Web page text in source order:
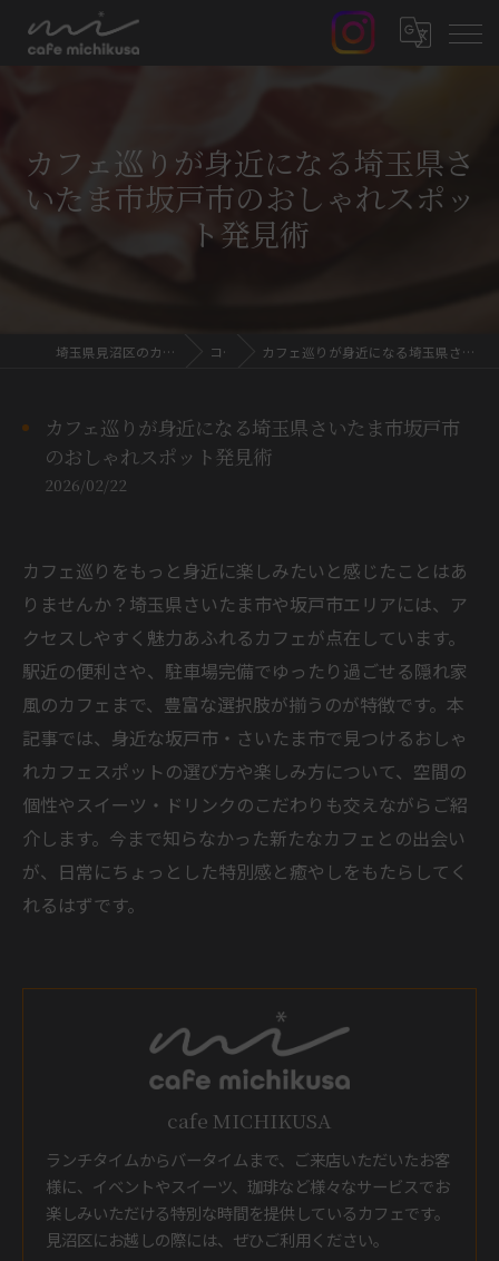
カフェ巡りが身近になる埼玉県さ
いたま市坂戸市のおしゃれスポッ
ト発見術
埼玉県見沼区のカフェならcafe MICHIKUSA コラム カフェ巡りが身近になる埼玉県さいたま市坂戸市のおしゃれスポット発見術
カフェ巡りが身近になる埼玉県さいたま市坂戸市
のおしゃれスポット発見術
2026/02/22
カフェ巡りをもっと身近に楽しみたいと感じたことはあ
りませんか？埼玉県さいたま市や坂戸市エリアには、ア
クセスしやすく魅力あふれるカフェが点在しています。
駅近の便利さや、駐車場完備でゆったり過ごせる隠れ家
風のカフェまで、豊富な選択肢が揃うのが特徴です。本
記事では、身近な坂戸市・さいたま市で見つけるおしゃ
れカフェスポットの選び方や楽しみ方について、空間の
個性やスイーツ・ドリンクのこだわりも交えながらご紹
介します。今まで知らなかった新たなカフェとの出会い
が、日常にちょっとした特別感と癒やしをもたらしてく
れるはずです。
cafe MICHIKUSA
ランチタイムからバータイムまで、ご来店いただいたお客
様に、イベントやスイーツ、珈琲など様々なサービスでお
楽しみいただける特別な時間を提供しているカフェです。
見沼区にお越しの際には、ぜひご利用ください。